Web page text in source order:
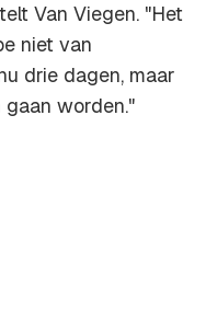
Van Viegen. "Het
niet van
drie dagen, maar
worden."